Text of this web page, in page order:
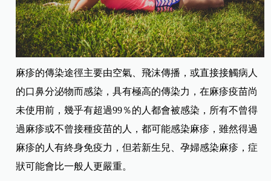
麻疹的傳染途徑主要由空氣、飛沫傳播，或直接接觸病人
的口鼻分泌物而感染，具有極高的傳染力，在麻疹疫苗尚
未使用前，幾乎有超過99％的人都會被感染，所有不曾得
過麻疹或不曾接種疫苗的人，都可能感染麻疹，雖然得過
麻疹的人有終身免疫力，但若新生兒、孕婦感染麻疹，症
狀可能會比一般人更嚴重。